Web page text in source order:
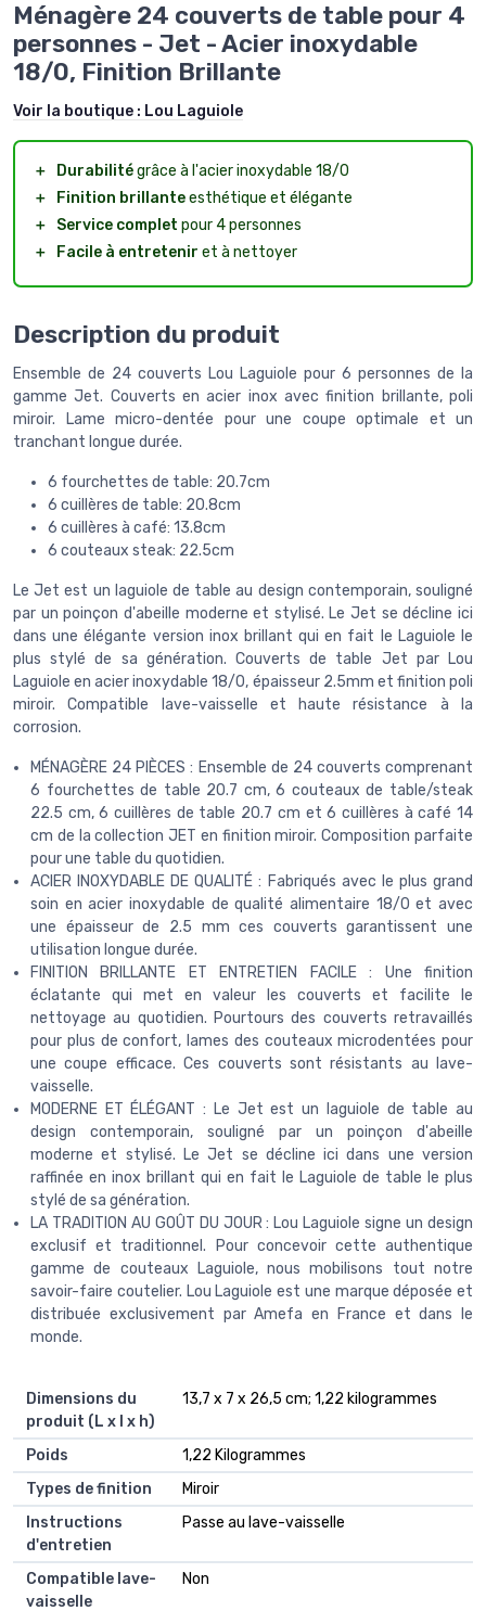
Ménagère 24 couverts de table pour 4
personnes - Jet - Acier inoxydable
18/0, Finition Brillante
Voir la boutique : Lou Laguiole
＋ Durabilitégrâce à l'acier inoxydable 18/0
＋
Finition brillanteesthétique et élégante
＋
Service complet pour 4 personnes
＋
Facile à entretenir et à nettoyer
Description du produit
Ensemble de 24 couverts Lou Laguiole pour 6 personnes de la
gamme Jet. Couverts en acier inox avec finition brillante, poli
miroir. Lame micro-dentée pour une coupe optimale et un
tranchant longue durée.
6 fourchettes de table: 20.7cm
6 cuillères de table: 20.8cm
6 cuillères à café: 13.8cm
6 couteaux steak: 22.5cm
Le Jet est un laguiole de table au design contemporain, souligné
par un poinçon d'abeille moderne et stylisé. Le Jet se décline ici
dans une élégante version inox brillant qui en fait le Laguiole le
plus stylé de sa génération. Couverts de table Jet par Lou
Laguiole en acier inoxydable 18/0, épaisseur 2.5mm et finition poli
miroir. Compatible lave-vaisselle et haute résistance à la
corrosion.
MÉNAGÈRE 24 PIÈCES : Ensemble de 24 couverts comprenant
6 fourchettes de table 20.7 cm, 6 couteaux de table/steak
22.5 cm, 6 cuillères de table 20.7 cm et 6 cuillères à café 14
cm de la collection JET en finition miroir. Composition parfaite
pour une table du quotidien.
ACIER INOXYDABLE DE QUALITÉ : Fabriqués avec le plus grand
soin en acier inoxydable de qualité alimentaire 18/0 et avec
une épaisseur de 2.5 mm ces couverts garantissent une
utilisation longue durée.
FINITION BRILLANTE ET ENTRETIEN FACILE : Une finition
éclatante qui met en valeur les couverts et facilite le
nettoyage au quotidien. Pourtours des couverts retravaillés
pour plus de confort, lames des couteaux microdentées pour
une coupe efficace. Ces couverts sont résistants au lave-
vaisselle.
MODERNE ET ÉLÉGANT : Le Jet est un laguiole de table au
design contemporain, souligné par un poinçon d'abeille
moderne et stylisé. Le Jet se décline ici dans une version
raffinée en inox brillant qui en fait le Laguiole de table le plus
stylé de sa génération.
LA TRADITION AU GOÛT DU JOUR : Lou Laguiole signe un design
exclusif et traditionnel. Pour concevoir cette authentique
gamme de couteaux Laguiole, nous mobilisons tout notre
savoir-faire coutelier. Lou Laguiole est une marque déposée et
distribuée exclusivement par Amefa en France et dans le
monde.
Dimensions du
produit (L x l x h)
‎13,7 x 7 x 26,5 cm; 1,22 kilogrammes
Poids
‎1,22 Kilogrammes
Types de finition
‎Miroir
Instructions
d'entretien
‎Passe au lave-vaisselle
Compatible lave-
vaisselle
‎Non